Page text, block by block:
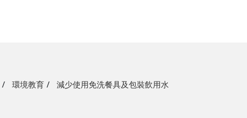
環境教育 減少使用免洗餐具及包裝飲用水